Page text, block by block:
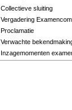
Collectieve sluiting
Vergadering
Proclamatie
Verwachte
Inzagemomenten